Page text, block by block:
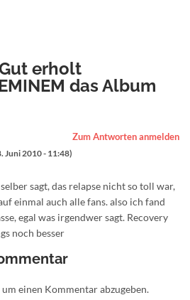
erholt
das Album
Juni 2010 - 11:48)
Zum Antworten anmelden
sagt, das relapse nicht so toll war,
einmal auch alle fans. also ich fand
egal was irgendwer sagt. Recovery
noch besser
um einen Kommentar abzugeben.